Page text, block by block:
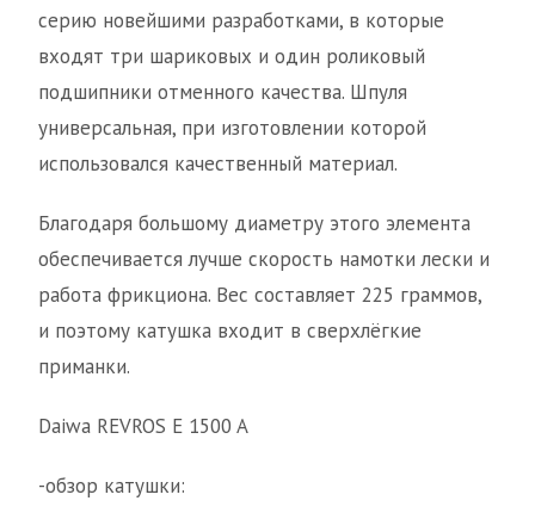
серию новейшими разработками, в которые
входят три шариковых и один роликовый
подшипники отменного качества. Шпуля
универсальная, при изготовлении которой
использовался качественный материал.
Благодаря большому диаметру этого элемента
обеспечивается лучше скорость намотки лески и
работа фрикциона. Вес составляет 225 граммов,
и поэтому катушка входит в сверхлёгкие
приманки.
Daiwa REVROS E 1500 A
-обзор катушки: